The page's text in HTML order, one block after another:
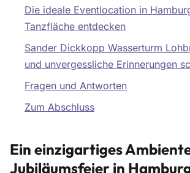
Die ideale Eventlocation in
Tanzfläche entdecken
Sander Dickkopp Wasserturm
und unvergessliche Erinnerungen
Fragen und Antworten
Zum Abschluss
Ein einzigartiges
Jubiläumsfeier in